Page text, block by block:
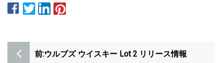
前:ウルブズ ウイスキー Lot 2 リリース情報